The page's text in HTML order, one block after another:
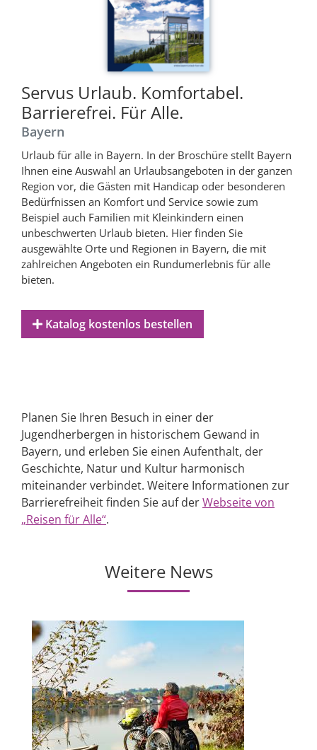
Servus Urlaub. Komfortabel.
Barrierefrei. Für Alle.
Bayern
Urlaub für alle in Bayern. In der Broschüre stellt Bayern
Ihnen eine Auswahl an Urlaubsangeboten in der ganzen
Region vor, die Gästen mit Handicap oder besonderen
Bedürfnissen an Komfort und Service sowie zum
Beispiel auch Familien mit Kleinkindern einen
unbeschwerten Urlaub bieten. Hier finden Sie
ausgewählte Orte und Regionen in Bayern, die mit
zahlreichen Angeboten ein Rundumerlebnis für alle
bieten.
Katalog kostenlos bestellen
Planen Sie Ihren Besuch in einer der
Jugendherbergen in historischem Gewand in
Bayern, und erleben Sie einen Aufenthalt, der
Geschichte, Natur und Kultur harmonisch
miteinander verbindet. Weitere Informationen zur
Barrierefreiheit finden Sie auf derWebseite von
„Reisen für Alle“.
Weitere News